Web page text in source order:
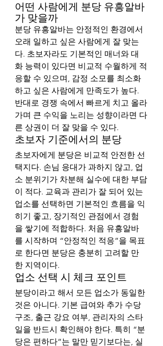
어떤 사람에게 분당 유흥알바
가 맞을까
분당 유흥알바는 안정적인 환경에서
오래 일하고 싶은 사람에게 잘 맞는
다. 초보자라도 기본적인 매너와 대
화 능력이 있다면 비교적 수월하게 적
응할 수 있으며, 감정 소모를 최소화
하고 싶은 사람에게 만족도가 높다.
반대로 경쟁 속에서 빠르게 치고 올라
가며 큰 수익을 노리는 성향이라면 다
른 상권이 더 잘 맞을 수 있다.
초보자 기준에서의 분당
초보자에게 분당은 비교적 안전한 선
택지다. 손님 응대가 과하지 않고, 업
소 분위기가 차분해 실수에 대한 부담
이 적다. 교육과 관리가 잘 되어 있는
업소를 선택하면 기본적인 흐름을 익
히기 좋고, 장기적인 관점에서 경험
을 쌓기에 적합하다. 처음 유흥알바
를 시작하며 “안정적인 적응”을 목표
로 한다면 분당은 충분히 고려할 만
한 지역이다.
업소 선택 시 체크 포인트
분당이라고 해서 모든 업소가 동일한
것은 아니다. 기본 급여와 추가 수당
구조, 출근 강요 여부, 관리자의 스타
일을 반드시 확인해야 한다. 특히 “분
당은 편하다”는 말만 믿기보다는, 실